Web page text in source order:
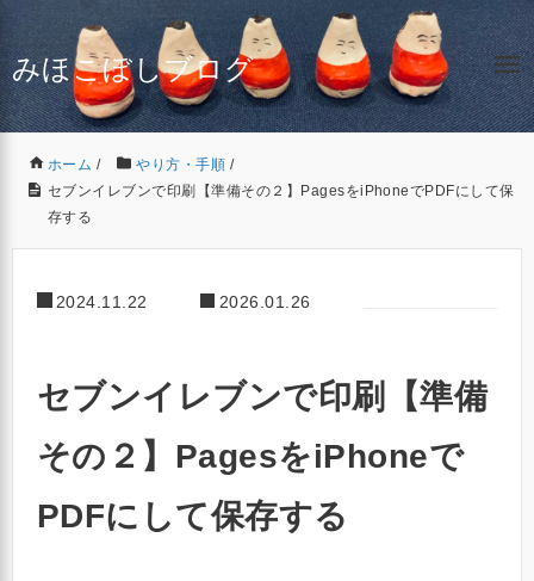
みほこぼしブログ
ホーム / やり方・手順 /
セブンイレブンで印刷【準備その２】PagesをiPhoneでPDFにして保
存する
2024.11.22 2026.01.26
セブンイレブンで印刷【準備
その２】PagesをiPhoneで
PDFにして保存する